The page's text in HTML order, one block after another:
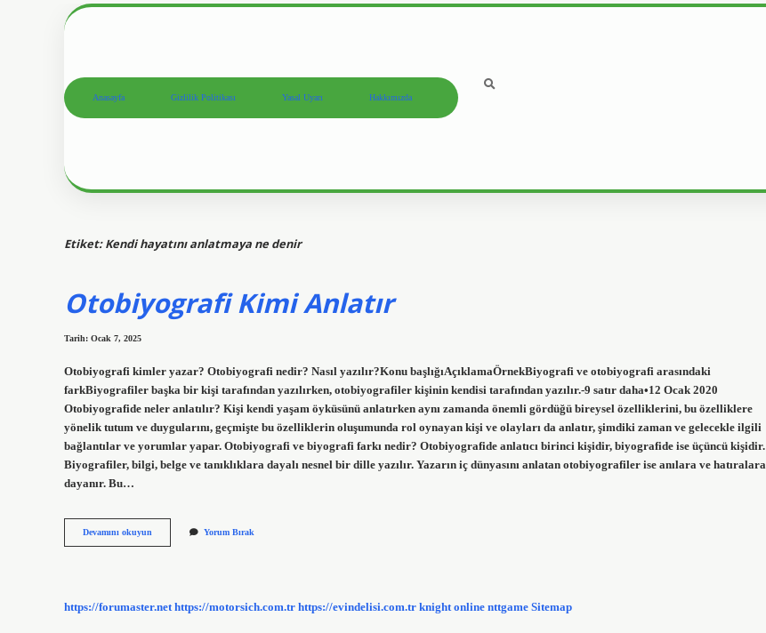
Anasayfa Gizlilik Politikası Yasal Uyarı Hakkımızda
Etiket:Kendi hayatını anlatmaya ne denir
Otobiyografi Kimi Anlatır
Tarih: Ocak 7, 2025
Otobiyografi kimler yazar? Otobiyografi nedir? Nasıl yazılır?Konu başlığıAçıklamaÖrnekBiyografi ve otobiyografi arasındaki
farkBiyografiler başka bir kişi tarafından yazılırken, otobiyografiler kişinin kendisi tarafından yazılır.-9 satır daha•12 Ocak 2020
Otobiyografide neler anlatılır? Kişi kendi yaşam öyküsünü anlatırken aynı zamanda önemli gördüğü bireysel özelliklerini, bu özelliklere
yönelik tutum ve duygularını, geçmişte bu özelliklerin oluşumunda rol oynayan kişi ve olayları da anlatır, şimdiki zaman ve gelecekle ilgili
bağlantılar ve yorumlar yapar. Otobiyografi ve biyografi farkı nedir? Otobiyografide anlatıcı birinci kişidir, biyografide ise üçüncü kişidir.
Biyografiler, bilgi, belge ve tanıklıklara dayalı nesnel bir dille yazılır. Yazarın iç dünyasını anlatan otobiyografiler ise anılara ve hatıralara
dayanır. Bu…
Devamını okuyun Otobiyografi
Kimi
Yorum Bırak
https://forumaster.net https://motorsich.com.tr https://evindelisi.com.tr knight online nttgame Sitemap